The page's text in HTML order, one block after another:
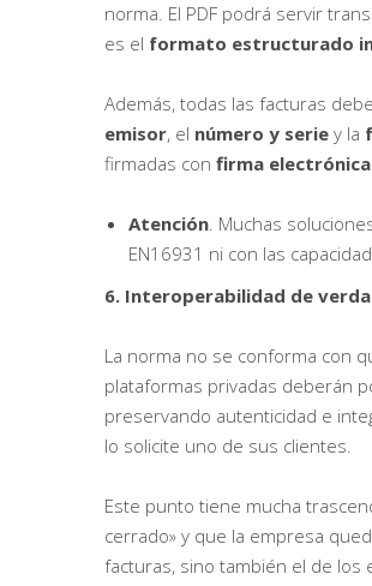
norma. El PDF podrá servir
es el formato estructurado
Además, todas las facturas
emisor, el número y serie y la
firmadas con firma
Atención. Muchas
EN16931 ni con las
6. Interoperabilidad de
La norma no se conforma con
plataformas privadas deberán
preservando autenticidad e
lo solicite uno de sus clientes.
Este punto tiene mucha
cerrado» y que la empresa
facturas, sino también el de los